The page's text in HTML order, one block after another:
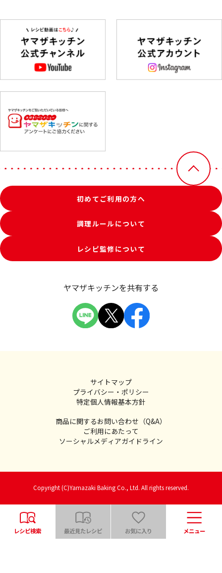
初めてご利用の方へ
調理ルールについて
レシピ監修について
ヤマザキッチンを共有する
サイトマップ
プライバシー・ポリシー
特定個人情報基本方針
商品に関するお問い合わせ（Q&A）
ご利用にあたって
ソーシャルメディアガイドライン
Copyright (C)Yamazaki Baking Co., Ltd. All rights reserved.
レシピ検索 最近見たレシピ お気に入り メニュー